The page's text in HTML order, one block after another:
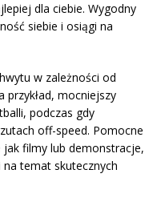
dla ciebie. Wygodny
siebie i osiągi na
w zależności od
mocniejszy
podczas gdy
off-speed. Pomocne
jak filmy lub demonstracje,
temat skutecznych